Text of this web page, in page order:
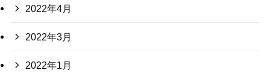
2022年4月
2022年3月
2022年1月